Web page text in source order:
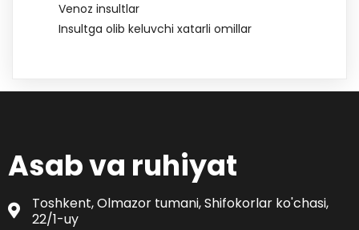
Venoz insultlar
Insultga olib keluvchi xatarli omillar
Asab va ruhiyat
Toshkent, Olmazor tumani, Shifokorlar ko'chasi,
22/1-uy